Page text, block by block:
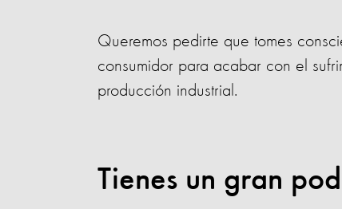
Queremos pedirte que tomes
consumidor para acabar con el
producción industrial.
Tienes un gran